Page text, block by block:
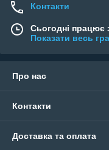
Контакти
Сьогодні працює
Показати весь
Про нас
Контакти
Доставка та оплата